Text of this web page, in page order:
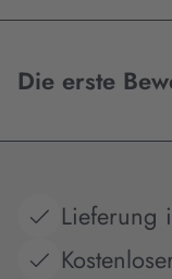
Die erste
Lieferung